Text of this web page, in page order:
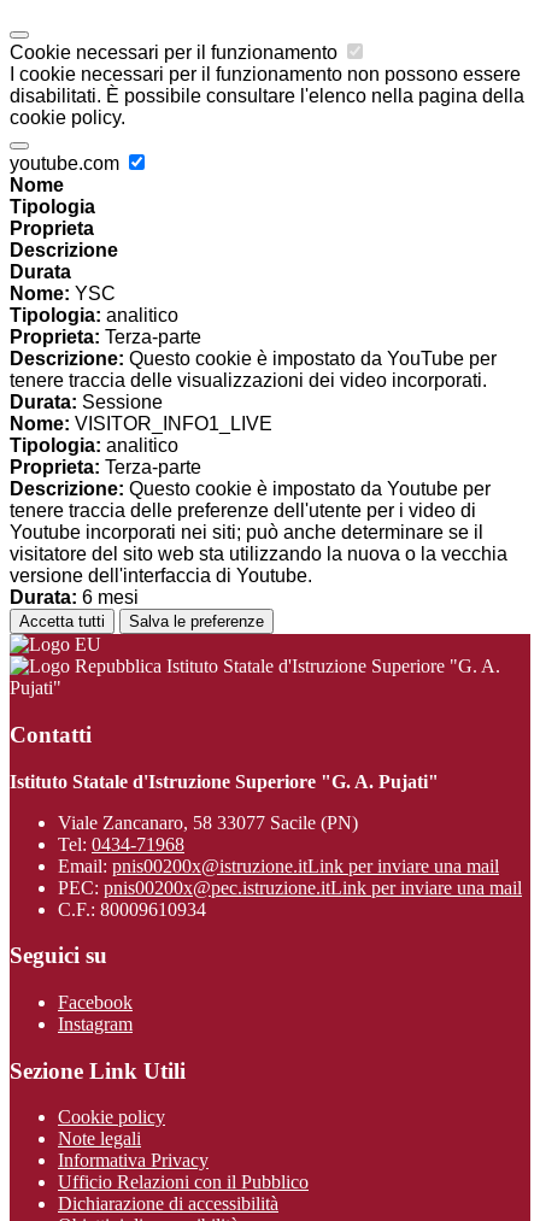
Cookie necessari per il funzionamento
I cookie necessari per il funzionamento non possono essere
disabilitati. È possibile consultare l'elenco nella pagina della
cookie policy.
youtube.com
Nome
Tipologia
Proprieta
Descrizione
Durata
Nome: YSC
Tipologia: analitico
Proprieta: Terza-parte
Descrizione: Questo cookie è impostato da YouTube per
tenere traccia delle visualizzazioni dei video incorporati.
Durata: Sessione
Nome: VISITOR_INFO1_LIVE
Tipologia: analitico
Proprieta: Terza-parte
Descrizione: Questo cookie è impostato da Youtube per
tenere traccia delle preferenze dell'utente per i video di
Youtube incorporati nei siti; può anche determinare se il
visitatore del sito web sta utilizzando la nuova o la vecchia
versione dell'interfaccia di Youtube.
Durata: 6 mesi
Accetta tutti Salva le preferenze
Istituto Statale d'Istruzione Superiore "G. A.
Pujati"
Contatti
Istituto Statale d'Istruzione Superiore "G. A. Pujati"
Viale Zancanaro, 58 33077 Sacile (PN)
Tel: 0434-71968
Email: pnis00200x@istruzione.itLink per inviare una mail
PEC: pnis00200x@pec.istruzione.itLink per inviare una mail
C.F.: 80009610934
Seguici su
Facebook
Instagram
Sezione Link Utili
Cookie policy
Note legali
Informativa Privacy
Ufficio Relazioni con il Pubblico
Dichiarazione di accessibilità